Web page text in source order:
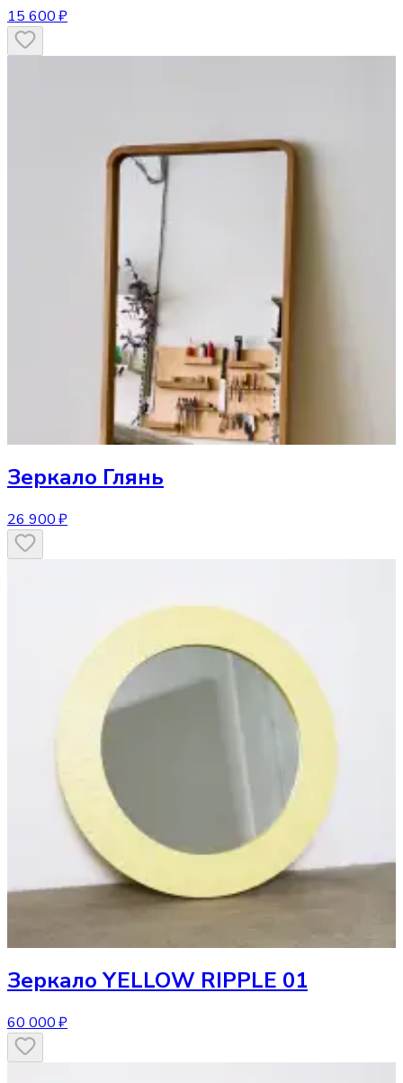
15 600 ₽
Зеркало Глянь
26 900 ₽
Зеркало YELLOW RIPPLE 01
60 000 ₽